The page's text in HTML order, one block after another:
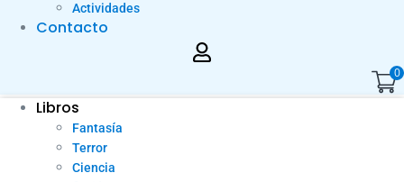
Actividades
Contacto
0
Libros
Fantasía
Terror
Ciencia